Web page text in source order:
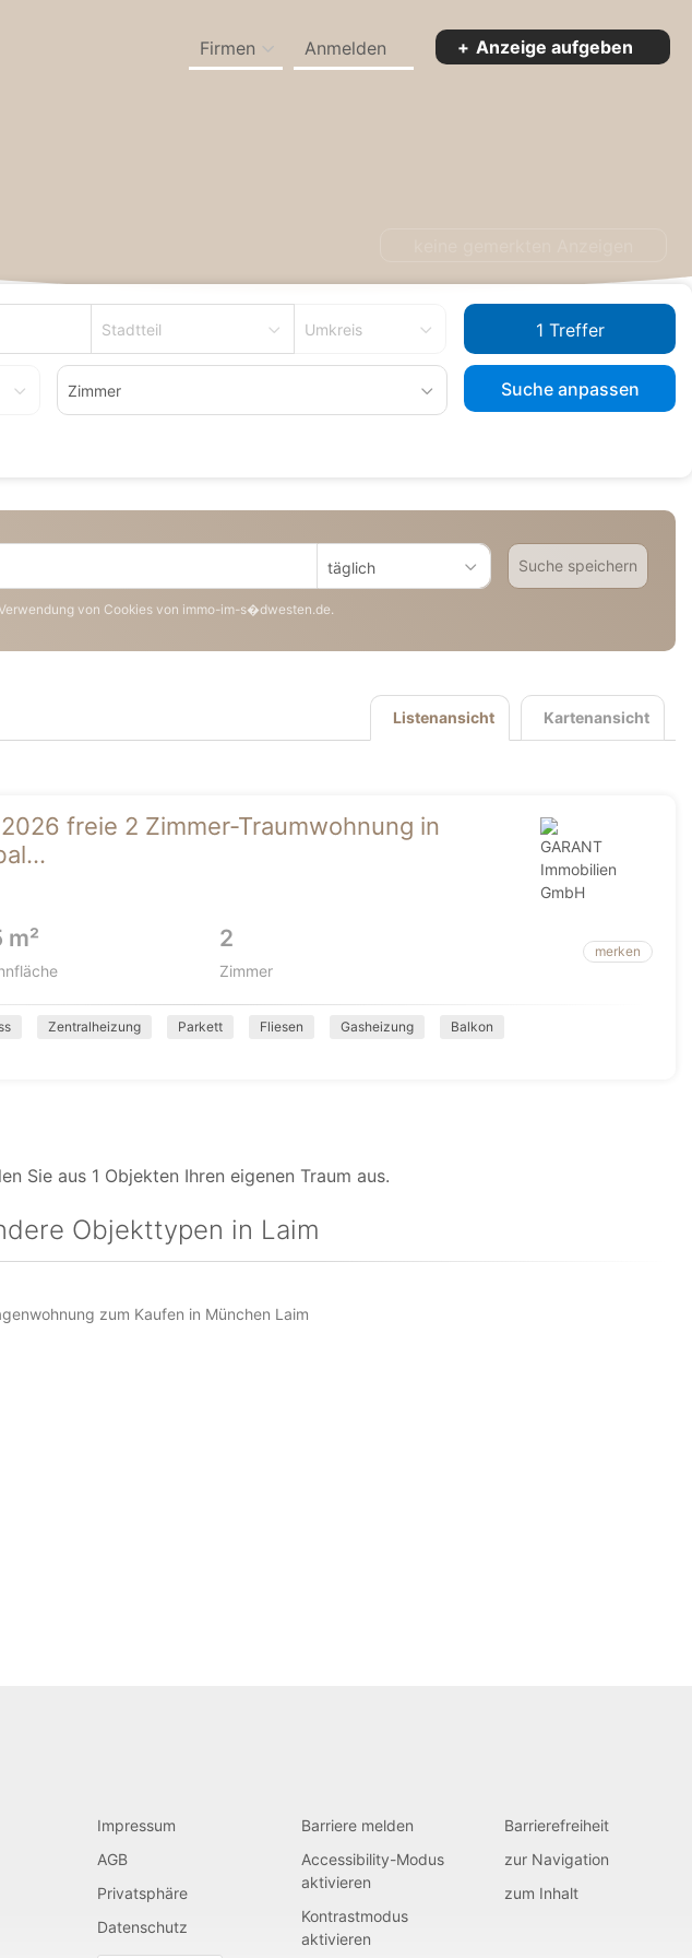
Firmen Anmelden Anzeige aufgeben
Stadtteil Umkreis
Zimmer Suche anpassen
täglich Suche speichern
von Cookies von immo-im-s�dwesten.de.
Kartenansicht
Listenansicht
freie 2 Zimmer-Traumwohnung in
m² 2
Zimmer
merken
Zentralheizung Parkett Fliesen Gasheizung Balkon
Sie aus 1 Objekten Ihren eigenen Traum aus.
Objekttypen in Laim
zum Kaufen in München Laim
Impressum
AGB
Privatsphäre
Datenschutz
Barriere melden
Accessibility-Modus
aktivieren
Kontrastmodus
aktivieren
Barrierefreiheit
zur Navigation
zum Inhalt